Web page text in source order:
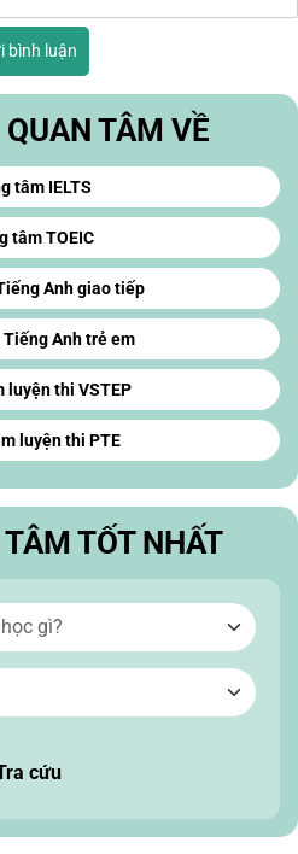
bình luận
TÂM VỀ
tâm IELTS
tâm TOEIC
Anh giao tiếp
Anh trẻ em
luyện thi VSTEP
luyện thi PTE
TỐT NHẤT
cứu